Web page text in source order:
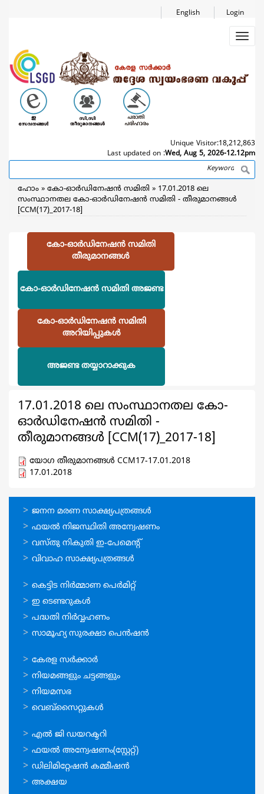
Login
English
Unique Visitor:18,212,863
Last updated on :Wed, Aug 5, 2026-12.12pm
Search
Breadcrumb
ഹോം കോ-ഓര്‍ഡിനേഷന്‍ സമിതി
17.01.2018 ലെ
സംസ്ഥാനതല കോ-ഓര്‍ഡിനേഷന്‍ സമിതി - തീരുമാനങ്ങള്‍
[CCM(17)_2017-18‍]
കോ-ഓര്‍ഡിനേഷന്‍ സമിതി
തീരുമാനങ്ങള്‍
കോ-ഓര്‍ഡിനേഷന്‍ സമിതി അജണ്ട
കോ-ഓര്‍ഡിനേഷന്‍ സമിതി
അറിയിപ്പുകള്‍
അജണ്ട തയ്യാറാക്കുക
17.01.2018 ലെ സംസ്ഥാനതല കോ-
ഓര്‍ഡിനേഷന്‍ സമിതി -
തീരുമാനങ്ങള്‍ [CCM(17)_2017-18‍]
യോഗ തീരുമാനങ്ങള്‍ CCM17-17.01.2018
17.01.2018
ഓണ്‍ലൈന്‍
സേവനങ്ങള്‍
ജനന മരണ സാക്ഷ്യപത്രങ്ങള്‍
ഫയല്‍ നിജസ്ഥിതി അന്വേഷണം
വസ്തു നികുതി ഇ-പേമെന്റ്
വിവാഹ സാക്ഷ്യപത്രങ്ങള്‍
ഓണ്‍ലൈന്‍
സേവനങ്ങള്‍
കെട്ടിട നിര്‍മ്മാണ പെര്‍മിറ്റ്‌
ഇ ടെണ്ടറുകള്‍
പദ്ധതി നിര്‍വ്വഹണം
സാമൂഹ്യ സുരക്ഷാ പെന്‍ഷന്‍
ഉപയോഗപ്രദമായ
കണ്ണികള്‍
കേരള സര്‍ക്കാര്‍
നിയമങ്ങളും ചട്ടങ്ങളും
നിയമസഭ
വെബ്സൈറ്റുകള്‍
ഉപയോഗപ്രദമായ
കണ്ണികള്‍
എല്‍ ജി ഡയറക്ടറി
ഫയല്‍ അന്വേഷണം(സ്റ്റേറ്റ്)
ഡിലിമിറ്റേഷന്‍ കമ്മീഷന്‍
അക്ഷയ